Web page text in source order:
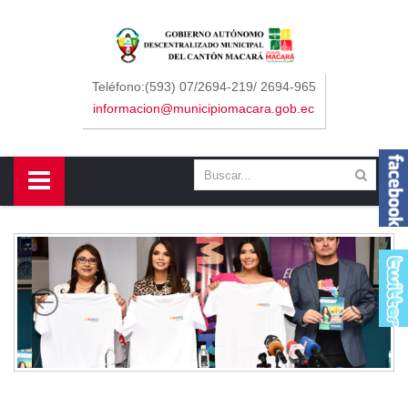
Teléfono:(593) 07/2694-219/ 2694-965
informacion@municipiomacara.gob.ec
Sidebar Menu
Concejo
Departamentos
Contáctenos
Macará
Cantón
Himno a Macará
Símbolos Patrios